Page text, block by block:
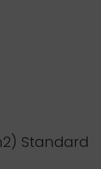
Standard